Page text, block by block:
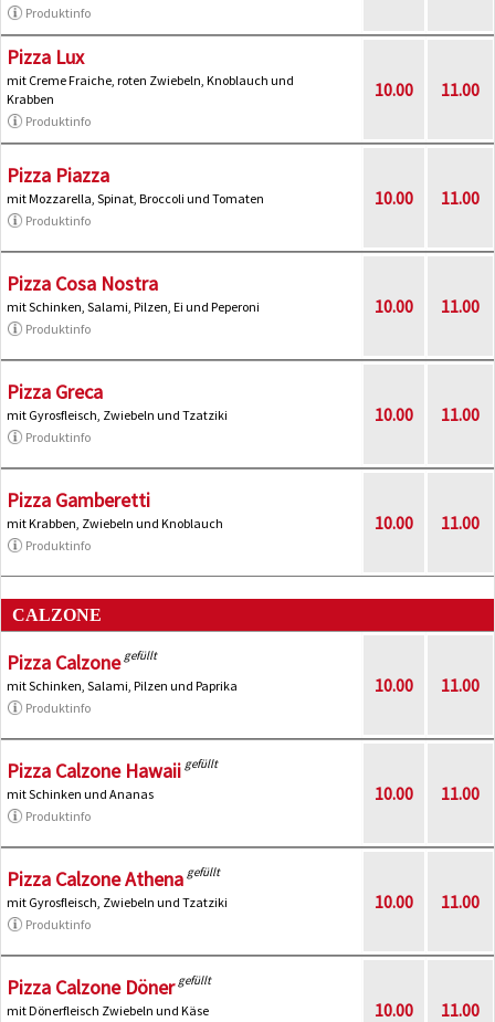
Produktinfo
Pizza Lux
mit Creme Fraiche, roten Zwiebeln, Knoblauch und
Krabben
Produktinfo
10.00 11.00
Pizza Piazza
mit Mozzarella, Spinat, Broccoli und Tomaten
Produktinfo
10.00 11.00
Pizza Cosa Nostra
mit Schinken, Salami, Pilzen, Ei und Peperoni
Produktinfo
10.00 11.00
Pizza Greca
mit Gyrosfleisch, Zwiebeln und Tzatziki
Produktinfo
10.00 11.00
Pizza Gamberetti
mit Krabben, Zwiebeln und Knoblauch
Produktinfo
10.00 11.00
CALZONE
Pizza Calzone gefüllt
mit Schinken, Salami, Pilzen und Paprika
Produktinfo
10.00 11.00
Pizza Calzone Hawaii gefüllt
mit Schinken und Ananas
Produktinfo
10.00 11.00
Pizza Calzone Athena gefüllt
mit Gyrosfleisch, Zwiebeln und Tzatziki
Produktinfo
10.00 11.00
Pizza Calzone Döner gefüllt
mit Dönerfleisch Zwiebeln und Käse
10.00 11.00